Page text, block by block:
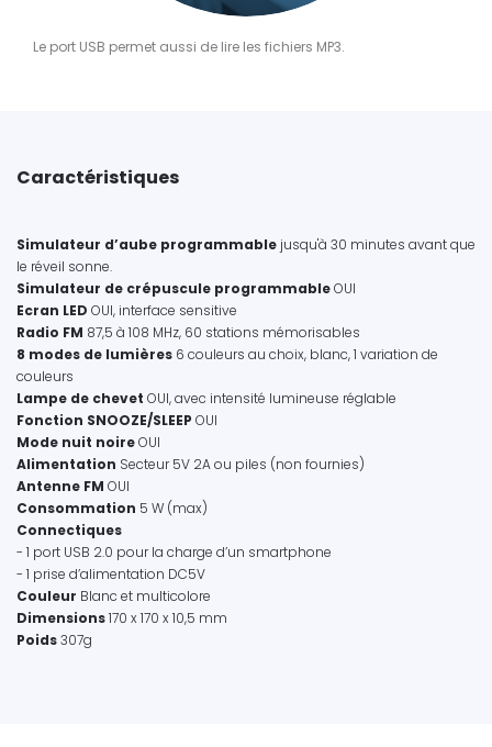
Le port USB permet aussi de lire les fichiers MP3.
Caractéristiques
Simulateur d’aube programmable jusqu'à 30 minutes avant que
le réveil sonne.
Simulateur de crépuscule programmableOUI
Ecran LED OUI, interface sensitive
Radio FM 87,5 à 108 MHz, 60 stations mémorisables
8 modes de lumières 6 couleurs au choix, blanc, 1 variation de
couleurs
Lampe de chevet OUI, avec intensité lumineuse réglable
Fonction SNOOZE/SLEEP OUI
Mode nuit noireOUI
Alimentation Secteur 5V 2A ou piles (non fournies)
Antenne FM OUI
Consommation 5 W (max)
Connectiques
- 1 port USB 2.0 pour la charge d’un smartphone
- 1 prise d’alimentation DC5V
Couleur Blanc et multicolore
Dimensions170 x 170 x 10,5 mm
Poids307g